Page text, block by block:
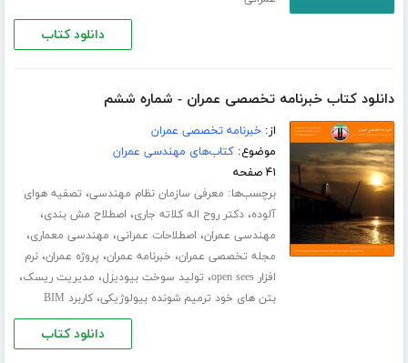
دانلود کتاب
دانلود کتاب خبرنامه تخصصی عمران - شماره ششم
از:خبرنامه تخصصی عمران
موضوع:کتاب‌های مهندسی عمران
۴۱ صفحه
برچسب‌ها: معرفی سازمان نظام مهندسی، تصفیه هوای
آلوده،دکتر روح اله کلاته جاری، اصطلاح مش بندی،
مهندسی عمران، اصطلاحات عمرانی، مهندسی معماری،
مجله تخصصی عمران، خبرنامه عمران، پروژه عمران،نرم
افزار open sees
، تولید سوخت بیودیزل، مدیریت ریسک،
بتن های خود ترمیم شونده بیولوژیکی،کاربرد BIM
دانلود کتاب